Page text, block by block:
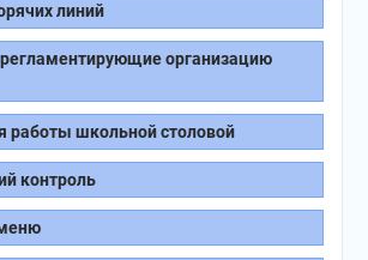
линий
организацию
работы школьной столовой
контроль